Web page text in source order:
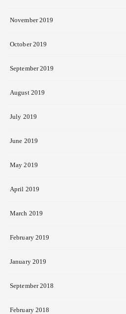
November 2019
October 2019
September 2019
August 2019
July 2019
June 2019
May 2019
April 2019
March 2019
February 2019
January 2019
September 2018
February 2018